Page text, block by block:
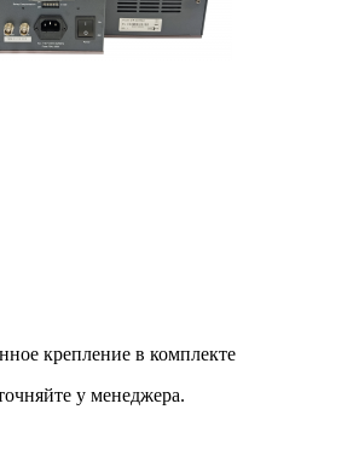
крепление в комплекте
у менеджера.